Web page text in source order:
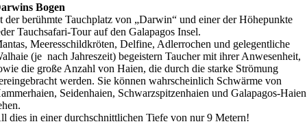
Bogen
der berühmte Tauchplatz von „Darwin“ und einer der Höhepunkte
Tauchsafari-Tour auf den Galapagos Insel.
Meeresschildkröten, Delfine, Adlerrochen und gelegentliche
(je nach Jahreszeit) begeistern Taucher mit ihrer Anwesenheit,
die große Anzahl von Haien, die durch die starke Strömung
werden. Sie können wahrscheinlich Schwärme von
Seidenhaien, Schwarzspitzenhaien und Galapagos-Haien
dies in einer durchschnittlichen Tiefe von nur 9 Metern!